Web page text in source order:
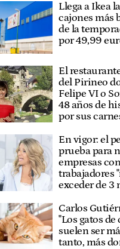
Llega a Ikea
cajones más
de la
por 49,99
El
del Pirineo
Felipe VI o
48 años de
por sus
En vigor: el
prueba para
empresas
trabajadores
exceder de 3
Carlos
"Los gatos
suelen ser
tanto, más